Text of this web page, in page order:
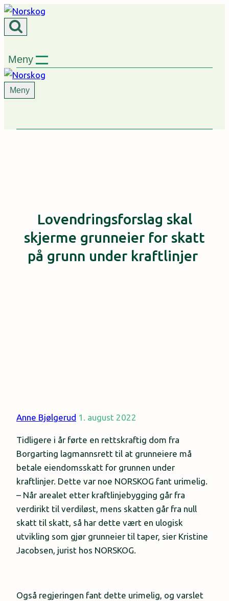
Skip
to
content
Meny
Meny
Lovendringsforslag skal
skjerme grunneier for skatt
på grunn under kraftlinjer
Anne Bjølgerud 1. august 2022
Tidligere i år førte en rettskraftig dom fra
Borgarting lagmannsrett til at grunneiere må
betale eiendomsskatt for grunnen under
kraftlinjer. Dette var noe NORSKOG fant urimelig.
– Når arealet etter kraftlinjebygging går fra
verdirikt til verdiløst, mens skatten går fra null
skatt til skatt, så har dette vært en ulogisk
utvikling som gjør grunneier til taper, sier Kristine
Jacobsen, jurist hos NORSKOG.
Også regjeringen fant dette urimelig, og varslet